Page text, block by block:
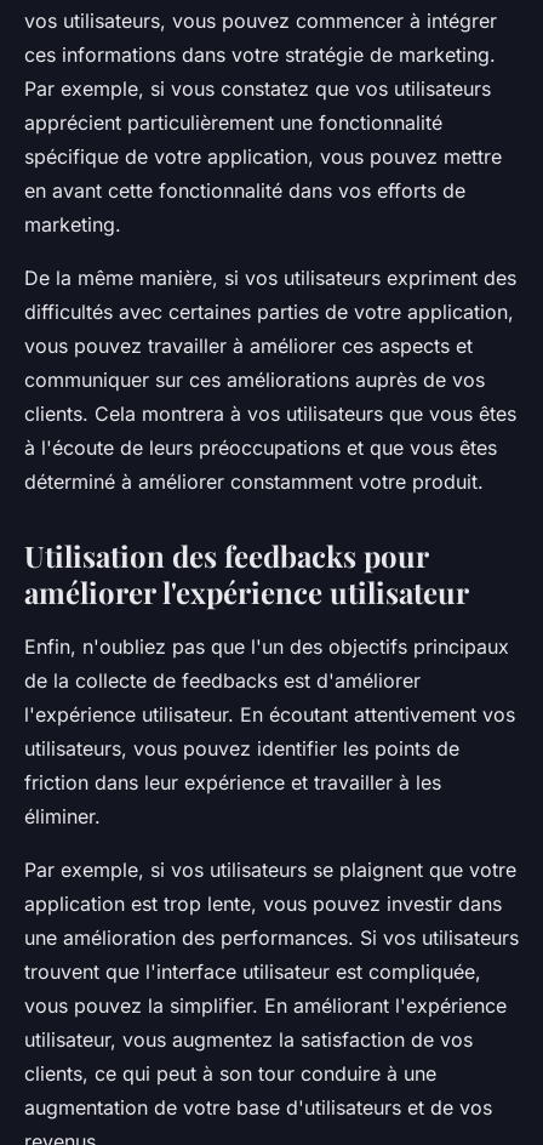
vos utilisateurs, vous pouvez commencer à intégrer
ces informations dans votre stratégie de marketing.
Par exemple, si vous constatez que vos utilisateurs
apprécient particulièrement une fonctionnalité
spécifique de votre application, vous pouvez mettre
en avant cette fonctionnalité dans vos efforts de
marketing.
De la même manière, si vos utilisateurs expriment des
difficultés avec certaines parties de votre application,
vous pouvez travailler à améliorer ces aspects et
communiquer sur ces améliorations auprès de vos
clients. Cela montrera à vos utilisateurs que vous êtes
à l'écoute de leurs préoccupations et que vous êtes
déterminé à améliorer constamment votre produit.
Utilisation des feedbacks pour
améliorer l'expérience utilisateur
Enfin, n'oubliez pas que l'un des objectifs principaux
de la collecte de feedbacks est d'améliorer
l'expérience utilisateur. En écoutant attentivement vos
utilisateurs, vous pouvez identifier les points de
friction dans leur expérience et travailler à les
éliminer.
Par exemple, si vos utilisateurs se plaignent que votre
application est trop lente, vous pouvez investir dans
une amélioration des performances. Si vos utilisateurs
trouvent que l'interface utilisateur est compliquée,
vous pouvez la simplifier. En améliorant l'expérience
utilisateur, vous augmentez la satisfaction de vos
clients, ce qui peut à son tour conduire à une
augmentation de votre base d'utilisateurs et de vos